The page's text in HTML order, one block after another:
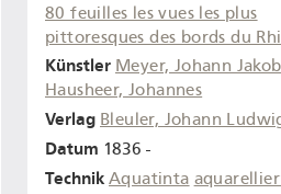
80 feuilles les vues les plus
pittoresques des bords du
Künstler Meyer, Johann Jakob
Hausheer, Johannes
Verlag Bleuler, Johann
Datum 1836 -
Technik Aquatinta